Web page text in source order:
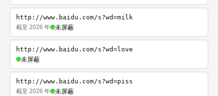
http://www.baidu.com/s?wd=milk
截至 2026 年 未屏蔽
http://www.baidu.com/s?wd=love
未屏蔽
http://www.baidu.com/s?wd=piss
截至 2026 年 未屏蔽